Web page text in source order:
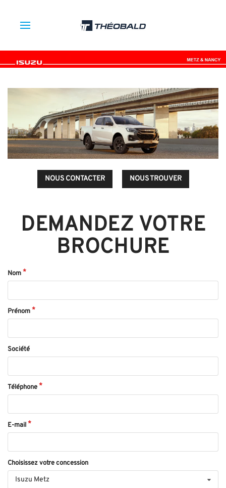
NOUS CONTACTER NOUS TROUVER
DEMANDEZ VOTRE
BROCHURE
Nom
Prénom
Société
Téléphone
E-mail
Choisissez votre concession
Isuzu Metz